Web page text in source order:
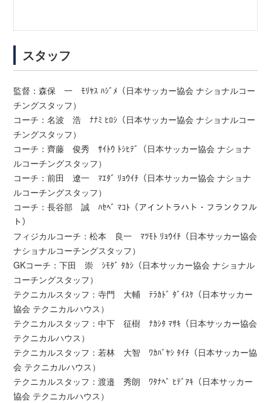
スタッフ
監督：森保 一 ﾓﾘﾔｽ ﾊｼﾞﾒ（日本サッカー協会 ナショナルコー
チングスタッフ）
コーチ：名波 浩 ﾅﾅﾐ ﾋﾛｼ（日本サッカー協会 ナショナルコー
チングスタッフ）
コーチ：齊藤 俊秀 ｻｲﾄｳ ﾄｼﾋﾃﾞ（日本サッカー協会 ナショナ
ルコーチングスタッフ）
コーチ：前田 遼一 ﾏｴﾀﾞ ﾘｮｳｲﾁ（日本サッカー協会 ナショナ
ルコーチングスタッフ）
コーチ：長谷部 誠 ﾊｾﾍﾞ ﾏｺﾄ（アイントラハト・フランクフル
ト）
フィジカルコーチ：松本 良一 ﾏﾂﾓﾄ ﾘｮｳｲﾁ（日本サッカー協会
ナショナルコーチングスタッフ）
GKコーチ：下田 崇 ｼﾓﾀﾞ ﾀｶｼ（日本サッカー協会 ナショナル
コーチングスタッフ）
テクニカルスタッフ：寺門 大輔 ﾃﾗｶﾄﾞ ﾀﾞｲｽｹ（日本サッカー
協会 テクニカルハウス）
テクニカルスタッフ：中下 征樹 ﾅｶｼﾀ ﾏｻｷ（日本サッカー協会
テクニカルハウス）
テクニカルスタッフ：若林 大智 ﾜｶﾊﾞﾔｼ ﾀｲﾁ（日本サッカー協
会 テクニカルハウス）
テクニカルスタッフ：渡邉 秀朗 ﾜﾀﾅﾍﾞ ﾋﾃﾞｱｷ（日本サッカー
協会 テクニカルハウス）